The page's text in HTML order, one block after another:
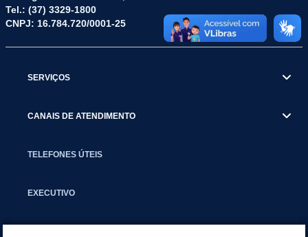
Tel.: (37) 3329-1800
CNPJ: 16.784.720/0001-25
SERVIÇOS
CANAIS DE ATENDIMENTO
TELEFONES ÚTEIS
EXECUTIVO